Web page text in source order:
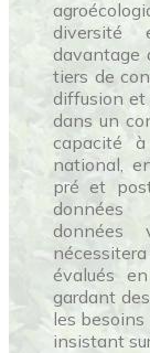
diversité
davantage
tiers de
diffusion et
dans un
capacité
national,
pré et
données
données
évalués
gardant
les
insistant